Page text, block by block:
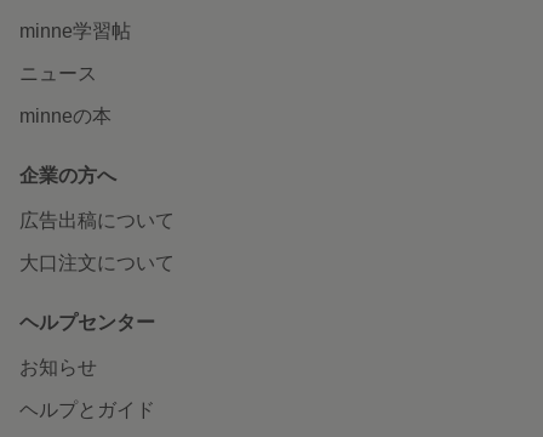
minne学習帖
ニュース
minneの本
企業の方へ
広告出稿について
大口注文について
ヘルプセンター
お知らせ
ヘルプとガイド